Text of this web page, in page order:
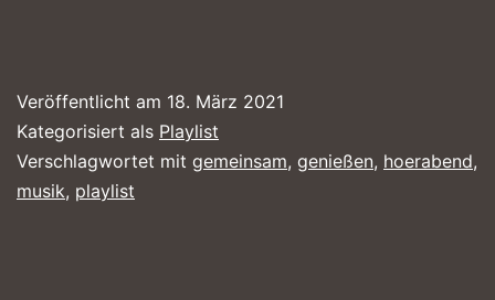
Veröffentlicht am 18. März 2021
Kategorisiert als Playlist
Verschlagwortet mit gemeinsam, genießen, hoerabend,
musik, playlist